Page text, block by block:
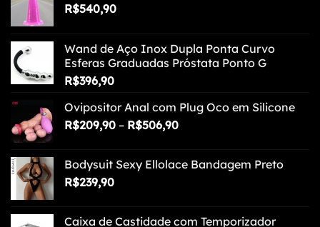
R$540,90
Wand de Aço Inox Dupla Ponta Curvo
Esferas Graduadas Próstata Ponto G
R$396,90
Ovipositor Anal com Plug Oco em Silicone
R$209,90 – R$506,90Faixa
R$209,90
Bodysuit Sexy Ellolace Bandagem Preto
R$239,90
Caixa de Castidade com Temporizador